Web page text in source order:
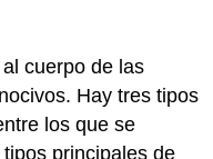
cuerpo de las
Hay tres tipos
los que se
principales de